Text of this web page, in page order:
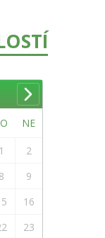
NE
1
2
8
9
16
23